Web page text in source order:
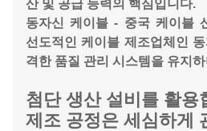
산 및 공급 능력의 핵심입니다.
동자신 케이블 - 중국 케이블
선도적인 케이블 제조업체인
격한 품질 관리 시스템을 유지하
첨단 생산 설비를 활용
제조 공정은 세심하게